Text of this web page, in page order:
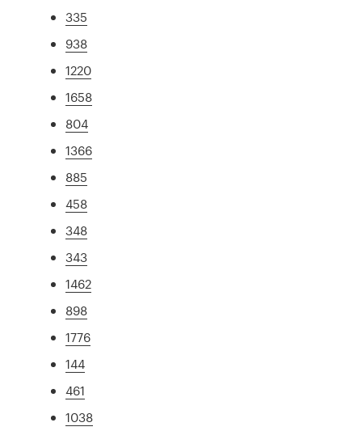
335
938
1220
1658
804
1366
885
458
348
343
1462
898
1776
144
461
1038